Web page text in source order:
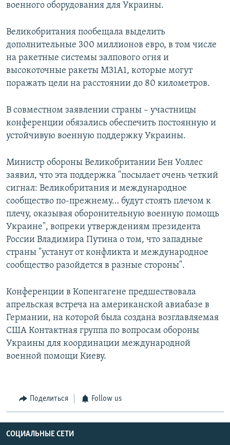
военного оборудования для Украины.
Великобритания пообещала выделить
дополнительные 300 миллионов евро, в том числе
на ракетные системы залпового огня и
высокоточные ракеты M31A1, которые могут
поражать цели на расстоянии до 80 километров.
В совместном заявлении страны – участницы
конференции обязались обеспечить постоянную и
устойчивую военную поддержку Украины.
Министр обороны Великобритании Бен Уоллес
заявил, что эта поддержка "посылает очень четкий
сигнал: Великобритания и международное
сообщество по-прежнему… будут стоять плечом к
плечу, оказывая оборонительную военную помощь
Украине", вопреки утверждениям президента
России Владимира Путина о том, что западные
страны "устанут от конфликта и международное
сообщество разойдется в разные стороны".
Конференции в Копенгагене предшествовала
апрельская встреча на американской авиабазе в
Германии, на которой была создана возглавляемая
США Контактная группа по вопросам обороны
Украины для координации международной
военной помощи Киеву.
Поделиться Follow us
СОЦИАЛЬНЫЕ СЕТИ